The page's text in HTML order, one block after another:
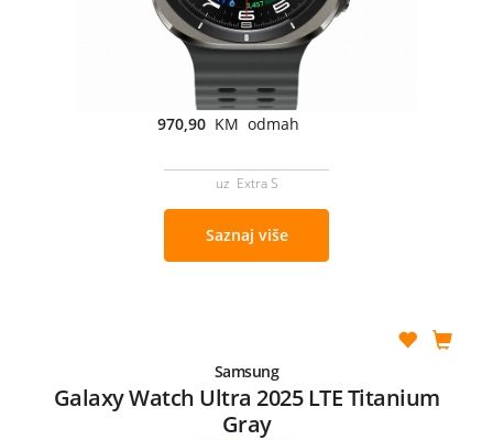
970,90 KM odmah
uz Extra S
Saznaj više
Samsung
Galaxy Watch Ultra 2025 LTE Titanium
Gray